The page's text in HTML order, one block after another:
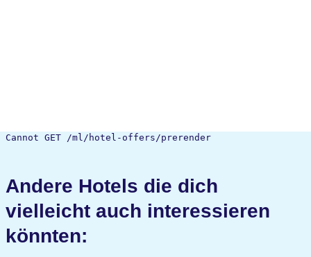
Cannot GET /ml/hotel-offers/prerender
Andere Hotels die dich
vielleicht auch interessieren
könnten: